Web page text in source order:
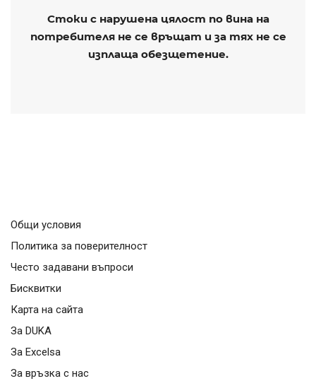
Стоки с нарушена цялост по вина на
потребителя не се връщат и за тях не се
изплаща обезщетение.
Общи условия
Политика за поверителност
Често задавани въпроси
Бисквитки
Карта на сайта
За DUKA
За Excelsa
За връзка с нас